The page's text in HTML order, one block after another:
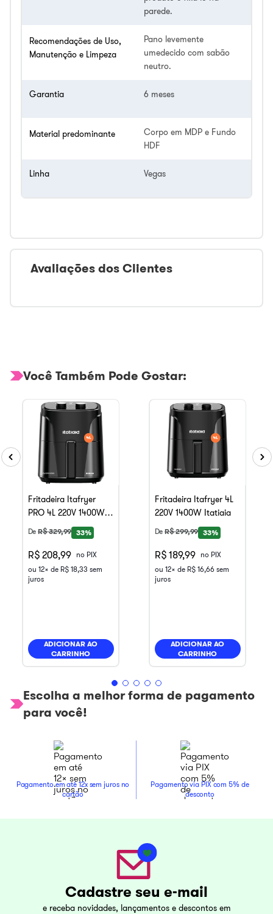
parede.
Recomendações de Uso,
Manutenção e Limpeza
Pano levemente
umedecido com sabão
neutro.
Garantia 6 meses
Material predominante
Corpo em MDP e Fundo
HDF
Linha Vegas
Avaliações dos Clientes
Você Também Pode Gostar:
Fritadeira Itafryer
PRO 4L 220V 1400W
Itatiaia
DeR$329,99 33%
R$ 208,99
no PIX
ou 12x de R$ 18,33 sem
juros
ADICIONAR AO
CARRINHO
Fritadeira Itafryer 4L
220V 1400W Itatiaia
DeR$299,99 33%
R$ 189,99
no PIX
ou 12x de R$ 16,66 sem
juros
ADICIONAR AO
CARRINHO
Escolha a melhor forma de pagamento
para você!
Pagamento em até 12x sem juros no
cartão
Pagamento via PIX com 5% de
desconto
Cadastre seu e-mail
e receba novidades, lançamentos e descontos em